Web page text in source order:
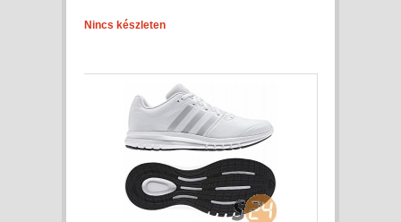
Nincs készleten